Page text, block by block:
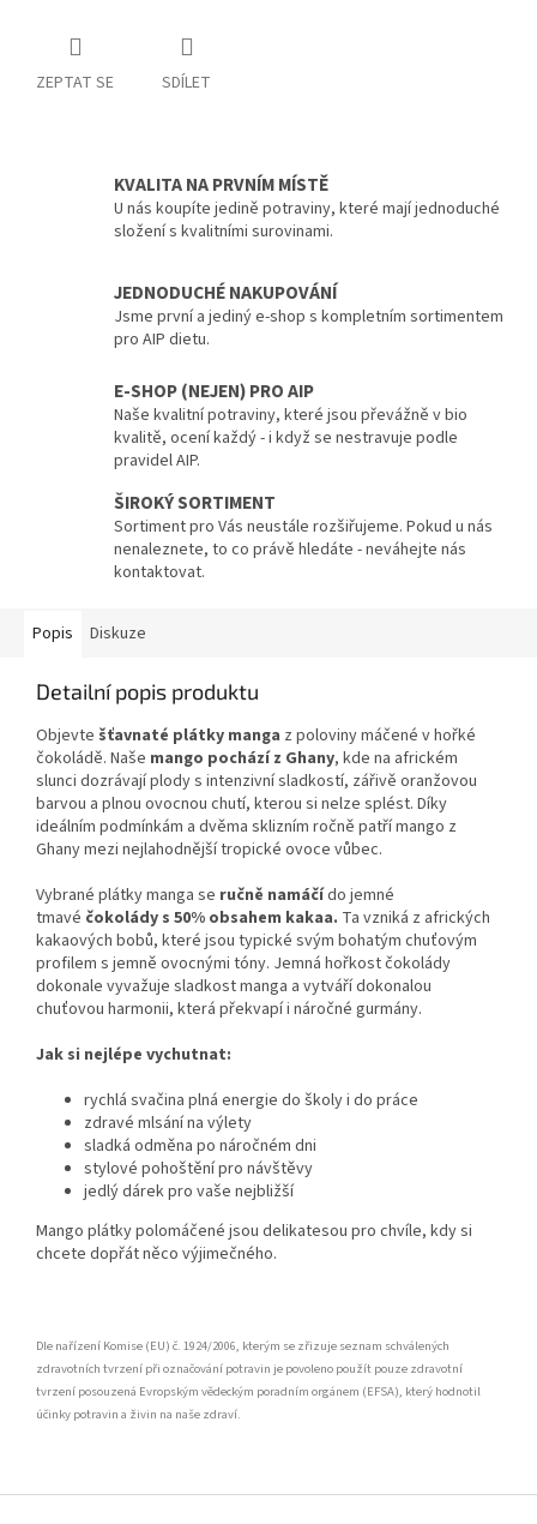
ZEPTAT SE SDÍLET
KVALITA NA PRVNÍM MÍSTĚ
U nás koupíte jedině potraviny, které mají jednoduché
složení s kvalitními surovinami.
JEDNODUCHÉ NAKUPOVÁNÍ
Jsme první a jediný e-shop s kompletním sortimentem
pro AIP dietu.
E-SHOP (NEJEN) PRO AIP
Naše kvalitní potraviny, které jsou převážně v bio
kvalitě, ocení každý - i když se nestravuje podle
pravidel AIP.
ŠIROKÝ SORTIMENT
Sortiment pro Vás neustále rozšiřujeme. Pokud u nás
nenaleznete, to co právě hledáte - neváhejte nás
kontaktovat.
Popis Diskuze
Detailní popis produktu
Objevte šťavnaté plátky manga z poloviny máčené v hořké
čokoládě. Naše mango pochází z Ghany, kde na africkém
slunci dozrávají plody s intenzivní sladkostí, zářivě oranžovou
barvou a plnou ovocnou chutí, kterou si nelze splést. Díky
ideálním podmínkám a dvěma sklizním ročně patří mango z
Ghany mezi nejlahodnější tropické ovoce vůbec.
Vybrané plátky manga se ručně namáčído jemné
tmavé čokolády s 50% obsahem kakaa. Ta vzniká z afrických
kakaových bobů, které jsou typické svým bohatým chuťovým
profilem s jemně ovocnými tóny. Jemná hořkost čokolády
dokonale vyvažuje sladkost manga a vytváří dokonalou
chuťovou harmonii, která překvapí i náročné gurmány.
Jak si nejlépe vychutnat:
rychlá svačina plná energie do školy i do práce
zdravé mlsání na výlety
sladká odměna po náročném dni
stylové pohoštění pro návštěvy
jedlý dárek pro vaše nejbližší
Mango plátky polomáčené jsou delikatesou pro chvíle, kdy si
chcete dopřát něco výjimečného.
Dle nařízení Komise (EU) č. 1924/2006, kterým se zřizuje seznam schválených
zdravotních tvrzení při označování potravin je povoleno použít pouze zdravotní
tvrzení posouzená Evropským vědeckým poradním orgánem (EFSA), který hodnotil
účinky potravin a živin na naše zdraví.